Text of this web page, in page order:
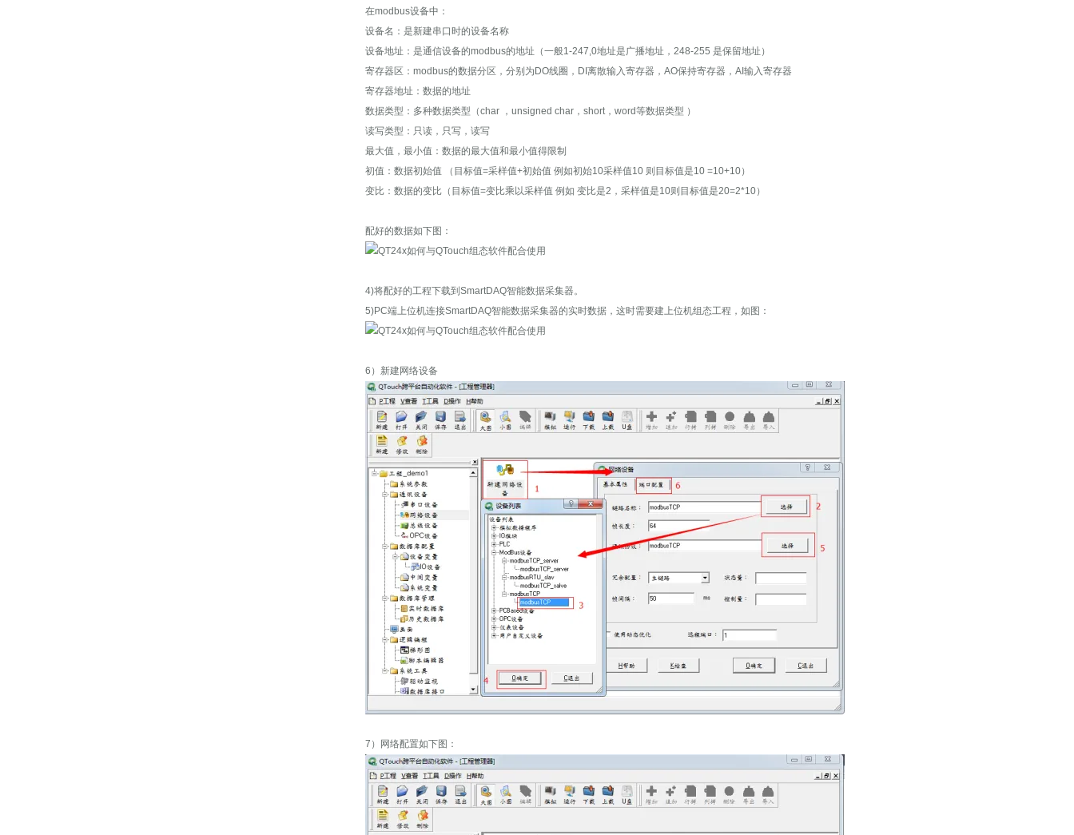
在modbus设备中：
设备名：是新建串口时的设备名称
设备地址：是通信设备的modbus的地址（一般1-247,0地址是广播地址，248-255 是保留地址）
寄存器区：modbus的数据分区，分别为DO线圈，DI离散输入寄存器，AO保持寄存器，AI输入寄存器
寄存器地址：数据的地址
数据类型：多种数据类型（char ，unsigned char，short，word等数据类型 ）
读写类型：只读，只写，读写
最大值，最小值：数据的最大值和最小值得限制
初值：数据初始值 （目标值=采样值+初始值 例如初始10采样值10 则目标值是10 =10+10）
变比：数据的变比（目标值=变比乘以采样值 例如 变比是2，采样值是10则目标值是20=2*10）
配好的数据如下图：
4)将配好的工程下载到SmartDAQ智能数据采集器。
5)PC端上位机连接SmartDAQ智能数据采集器的实时数据，这时需要建上位机组态工程，如图：
6）新建网络设备
7）网络配置如下图：